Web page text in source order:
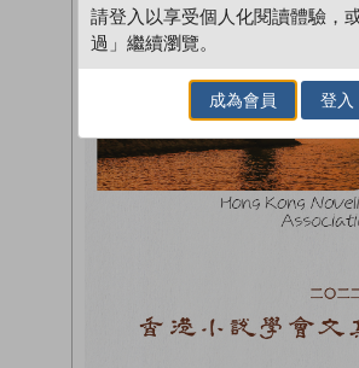
請登入以享受個人化閱讀體驗，
過」繼續瀏覽。
成為會員 登入